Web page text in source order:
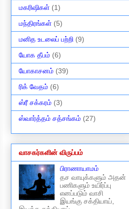
மகரிஷிகள் (1)
மந்திரங்கள் (5)
மனித உடலைப் பற்றி (9)
யோக தீபம் (6)
யோகாசனம் (39)
ரிக் வேதம் (6)
ஸ்ரீ சக்கரம் (3)
ஸ்வார்த்தம் சத்சங்கம் (27)
வாசகர்களின் விருப்பம்
பிராணாயாமம்
தச வாயுக்களும் அதன்
பணிகளும் உயிர்ப்பு
எனப்படும் வாசி
இயங்கு சக்தியாய்,